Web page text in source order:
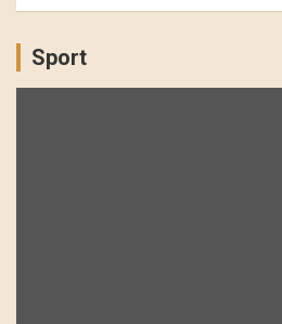
Sport